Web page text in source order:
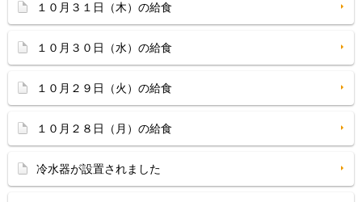
１０月３１日（木）の給食
１０月３０日（水）の給食
１０月２９日（火）の給食
１０月２８日（月）の給食
冷水器が設置されました